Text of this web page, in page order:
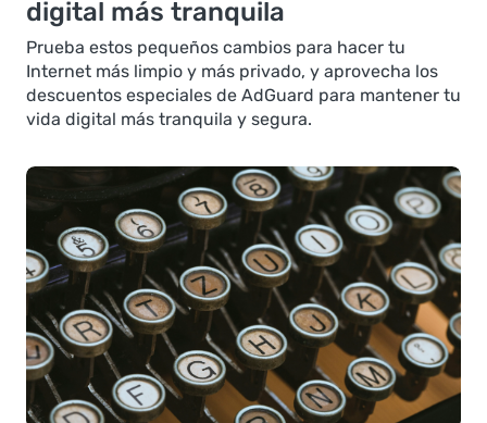
digital más tranquila
Prueba estos pequeños cambios para hacer tu
Internet más limpio y más privado, y aprovecha los
descuentos especiales de AdGuard para mantener tu
vida digital más tranquila y segura.